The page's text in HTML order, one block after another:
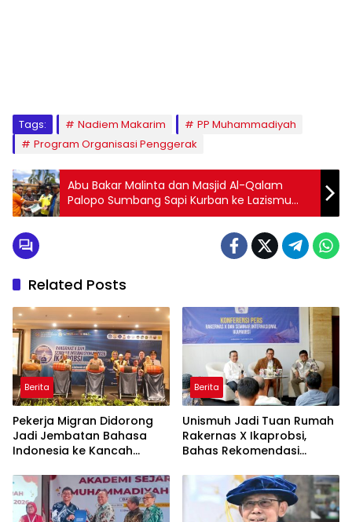
Tags: Nadiem Makarim
PP Muhammadiyah
Program Organisasi Penggerak
Abu Bakar Malinta dan Masjid Al-Qalam
Palopo Sumbang Sapi Kurban ke Lazismu
Lutra
Related Posts
Berita
Pekerja Migran Didorong
Jadi Jembatan Bahasa
Indonesia ke Kancah
Berita
Unismuh Jadi Tuan Rumah
Rakernas X Ikaprobsi,
Bahas Rekomendasi
Indonesia di Tingkat
Global